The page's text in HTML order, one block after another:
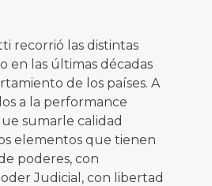
recorrió las distintas
en las últimas décadas
de los países. A
a la performance
sumarle calidad
elementos que tienen
poderes, con
Judicial, con libertad